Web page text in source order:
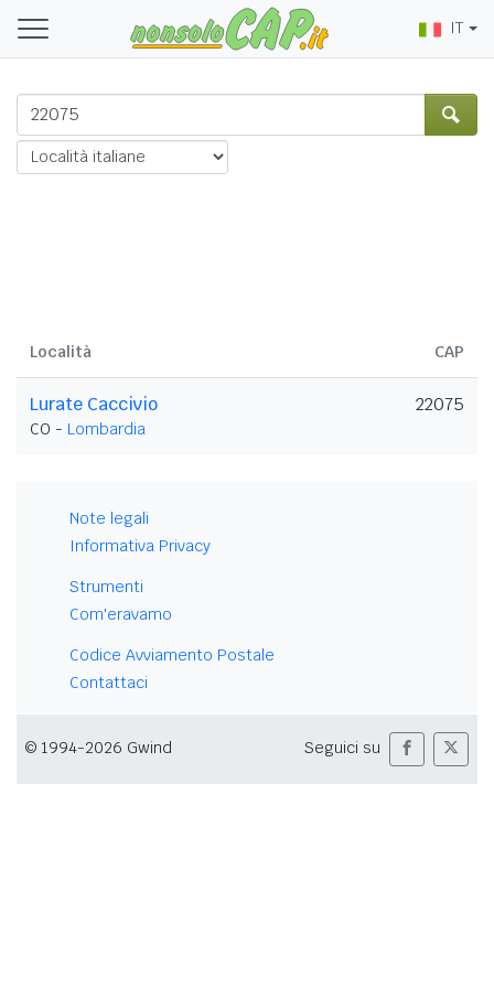
IT
Località CAP
Lurate Caccivio
CO - Lombardia
22075
Note legali
Informativa Privacy
Strumenti
Com'eravamo
Codice Avviamento Postale
Contattaci
© 1994-2026 Gwind Seguici su